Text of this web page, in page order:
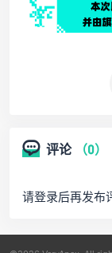
评论 （0）
请登录后再发布